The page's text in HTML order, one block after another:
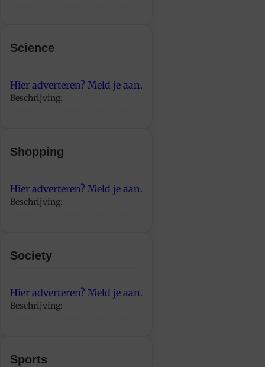
Science
Hier adverteren? Meld je aan.
Beschrijving:
Shopping
Hier adverteren? Meld je aan.
Beschrijving:
Society
Hier adverteren? Meld je aan.
Beschrijving:
Sports